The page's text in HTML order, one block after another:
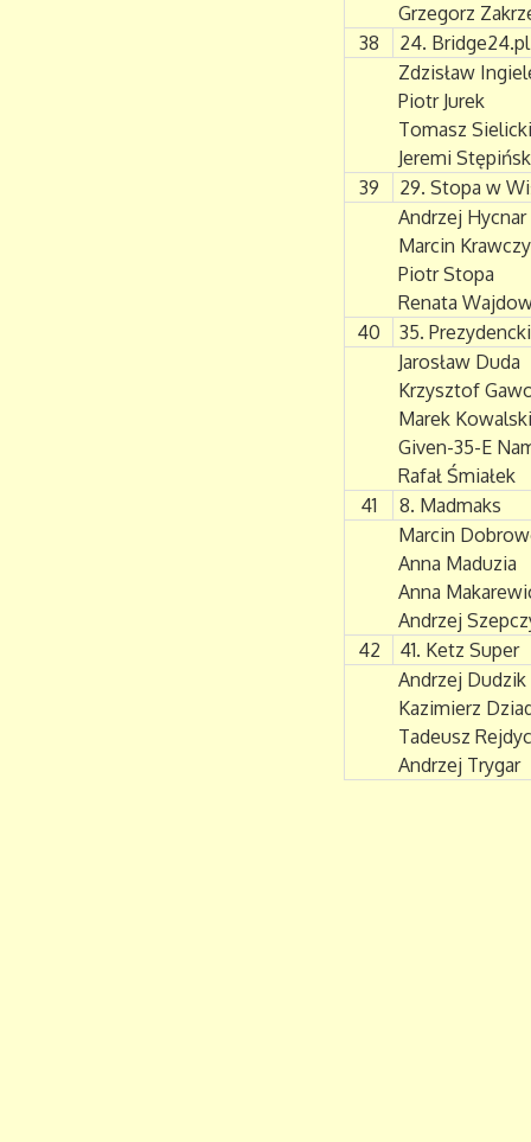
Grzegorz
38
24.
Zdzisław
Piotr Jurek
Tomasz Sielicki
Jeremi
39
29. Stopa w
Andrzej Hycnar
Marcin
Piotr Stopa
Renata
40
35.
Jarosław Duda
Krzysztof
Marek Kowalski
Given-35-E
Rafał Śmiałek
41
8. Madmaks
Marcin
Anna Maduzia
Anna
Andrzej
42
41. Ketz Super
Andrzej Dudzik
Kazimierz
Tadeusz
Andrzej Trygar